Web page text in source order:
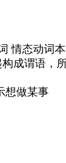
情态动词
构成谓语，
想做某事